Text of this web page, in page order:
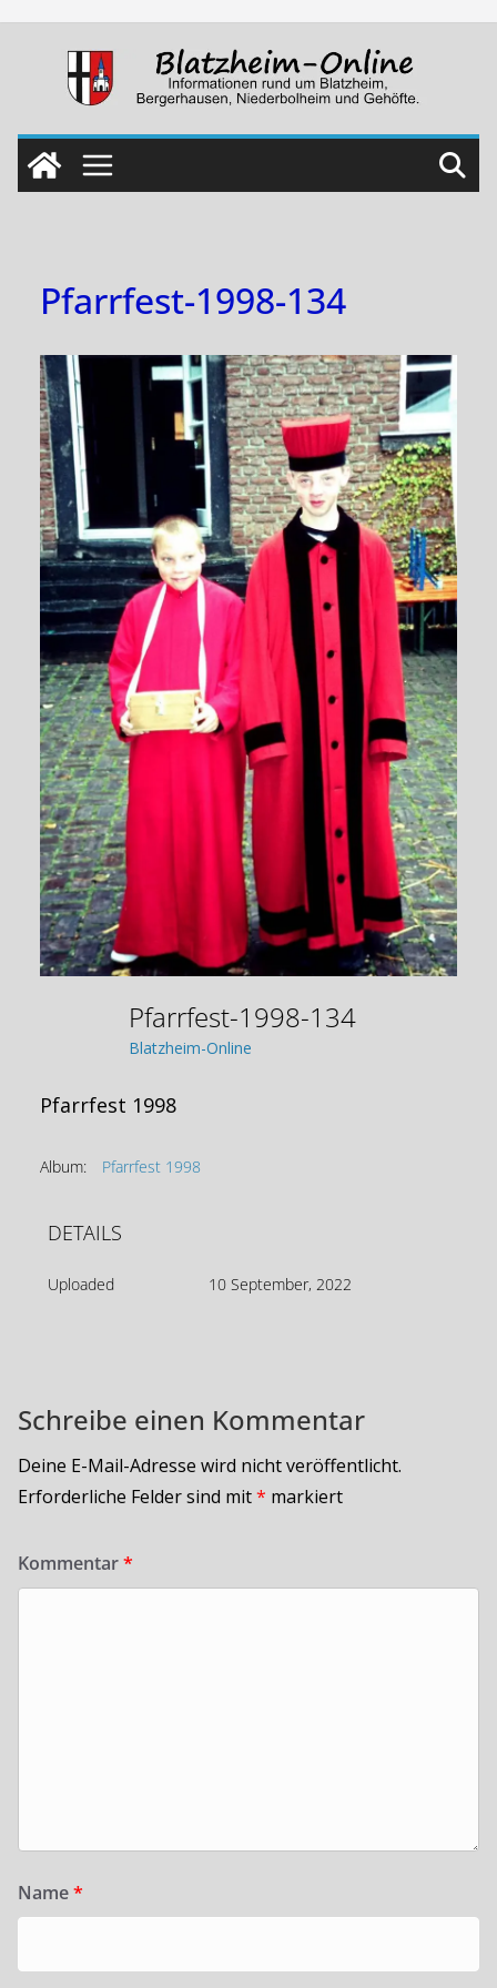
Skip
content
Pfarrfest-1998-134
Pfarrfest-1998-134
Blatzheim-Online
Pfarrfest 1998
Album: Pfarrfest 1998
DETAILS
Uploaded 10 September, 2022
Schreibe einen Kommentar
Deine E-Mail-Adresse wird nicht veröffentlicht.
Erforderliche Felder sind mit* markiert
Kommentar*
Name*